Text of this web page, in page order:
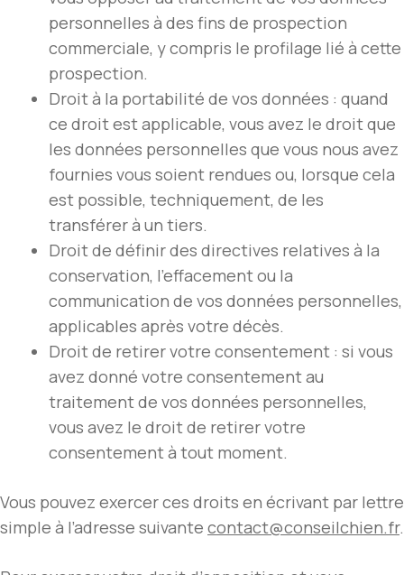
personnelles à des fins de prospection
commerciale, y compris le profilage lié à cette
prospection.
Droit à la portabilité de vos données : quand
ce droit est applicable, vous avez le droit que
les données personnelles que vous nous avez
fournies vous soient rendues ou, lorsque cela
est possible, techniquement, de les
transférer à un tiers.
Droit de définir des directives relatives à la
conservation, l’effacement ou la
communication de vos données personnelles,
applicables après votre décès.
Droit de retirer votre consentement : si vous
avez donné votre consentement au
traitement de vos données personnelles,
vous avez le droit de retirer votre
consentement à tout moment.
Vous pouvez exercer ces droits en écrivant par lettre
simple à l’adresse suivante contact@conseilchien.fr.